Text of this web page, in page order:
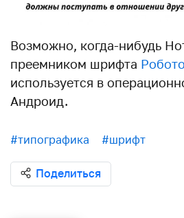
Возможно, когда-нибудь
преемником шрифта Робото
используется в
Андроид.
#типографика #шрифт
Поделиться